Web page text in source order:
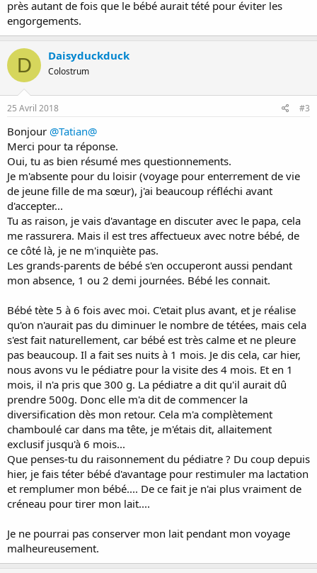
près autant de fois que le bébé aurait tété pour éviter les
engorgements.
D Daisyduckduck
Colostrum
25 Avril 2018 #3
Bonjour @Tatian@
Merci pour ta réponse.
Oui, tu as bien résumé mes questionnements.
Je m'absente pour du loisir (voyage pour enterrement de vie
de jeune fille de ma sœur), j'ai beaucoup réfléchi avant
d'accepter...
Tu as raison, je vais d'avantage en discuter avec le papa, cela
me rassurera. Mais il est tres affectueux avec notre bébé, de
ce côté là, je ne m'inquiète pas.
Les grands-parents de bébé s'en occuperont aussi pendant
mon absence, 1 ou 2 demi journées. Bébé les connait.
Bébé tète 5 à 6 fois avec moi. C'etait plus avant, et je réalise
qu'on n'aurait pas du diminuer le nombre de tétées, mais cela
s'est fait naturellement, car bébé est très calme et ne pleure
pas beaucoup. Il a fait ses nuits à 1 mois. Je dis cela, car hier,
nous avons vu le pédiatre pour la visite des 4 mois. Et en 1
mois, il n'a pris que 300 g. La pédiatre a dit qu'il aurait dû
prendre 500g. Donc elle m'a dit de commencer la
diversification dès mon retour. Cela m'a complètement
chamboulé car dans ma tête, je m'étais dit, allaitement
exclusif jusqu'à 6 mois...
Que penses-tu du raisonnement du pédiatre ? Du coup depuis
hier, je fais téter bébé d'avantage pour restimuler ma lactation
et remplumer mon bébé.... De ce fait je n'ai plus vraiment de
créneau pour tirer mon lait....
Je ne pourrai pas conserver mon lait pendant mon voyage
malheureusement.